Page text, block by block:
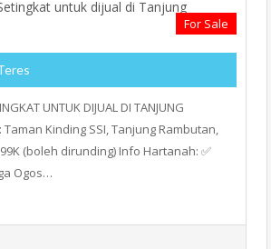
For Sale
UNTUK DIJUAL DI TANJUNG
Taman Kinding SSI, Tanjung Rambutan,
(boleh dirunding) Info Hartanah: ✅
Ogos…